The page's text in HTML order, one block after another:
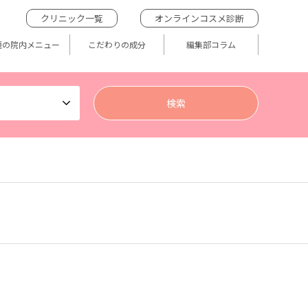
クリニック一覧 オンラインコスメ診断
院内メニュー こだわりの成分 編集部コラム